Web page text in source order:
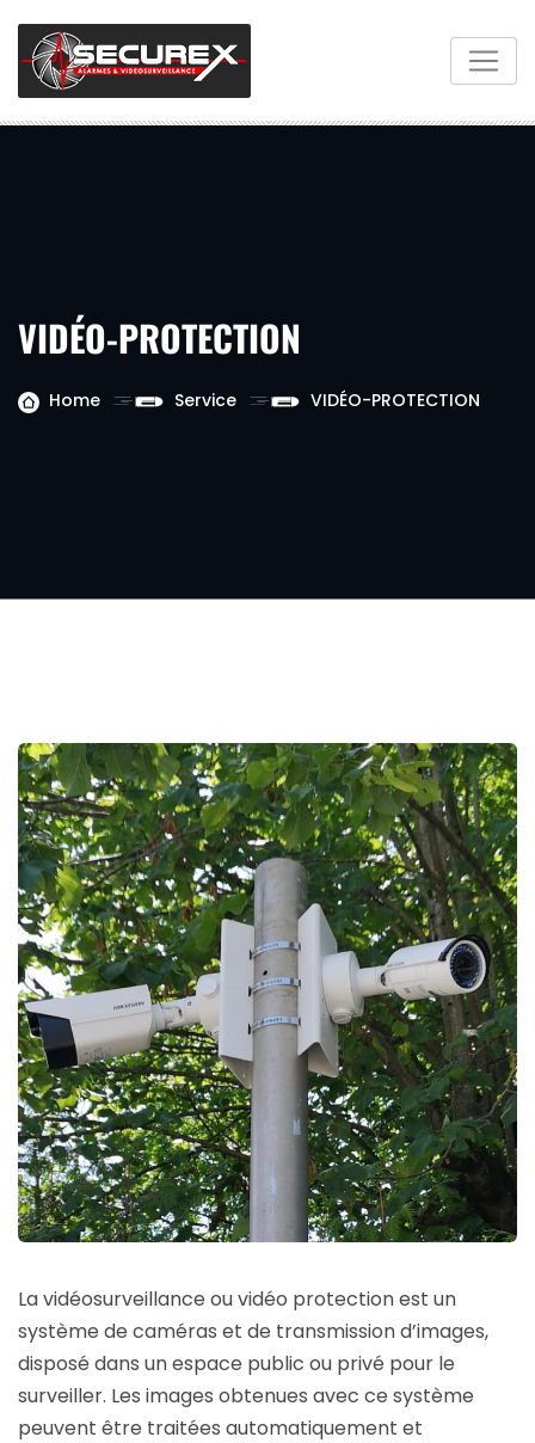
VIDÉO-PROTECTION
Home Service VIDÉO-PROTECTION
La vidéosurveillance ou vidéo protection est un
système de caméras et de transmission d’images,
disposé dans un espace public ou privé pour le
surveiller. Les images obtenues avec ce système
peuvent être traitées automatiquement et